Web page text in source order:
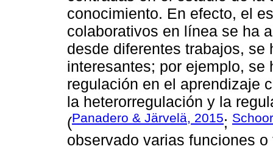
conocimiento. En efecto, el
colaborativos en línea se ha
desde diferentes trabajos, se
interesantes; por ejemplo,
regulación en el aprendizaje
la heterorregulación y la
(Panadero & Järvelä, 2015;
observado varias funciones